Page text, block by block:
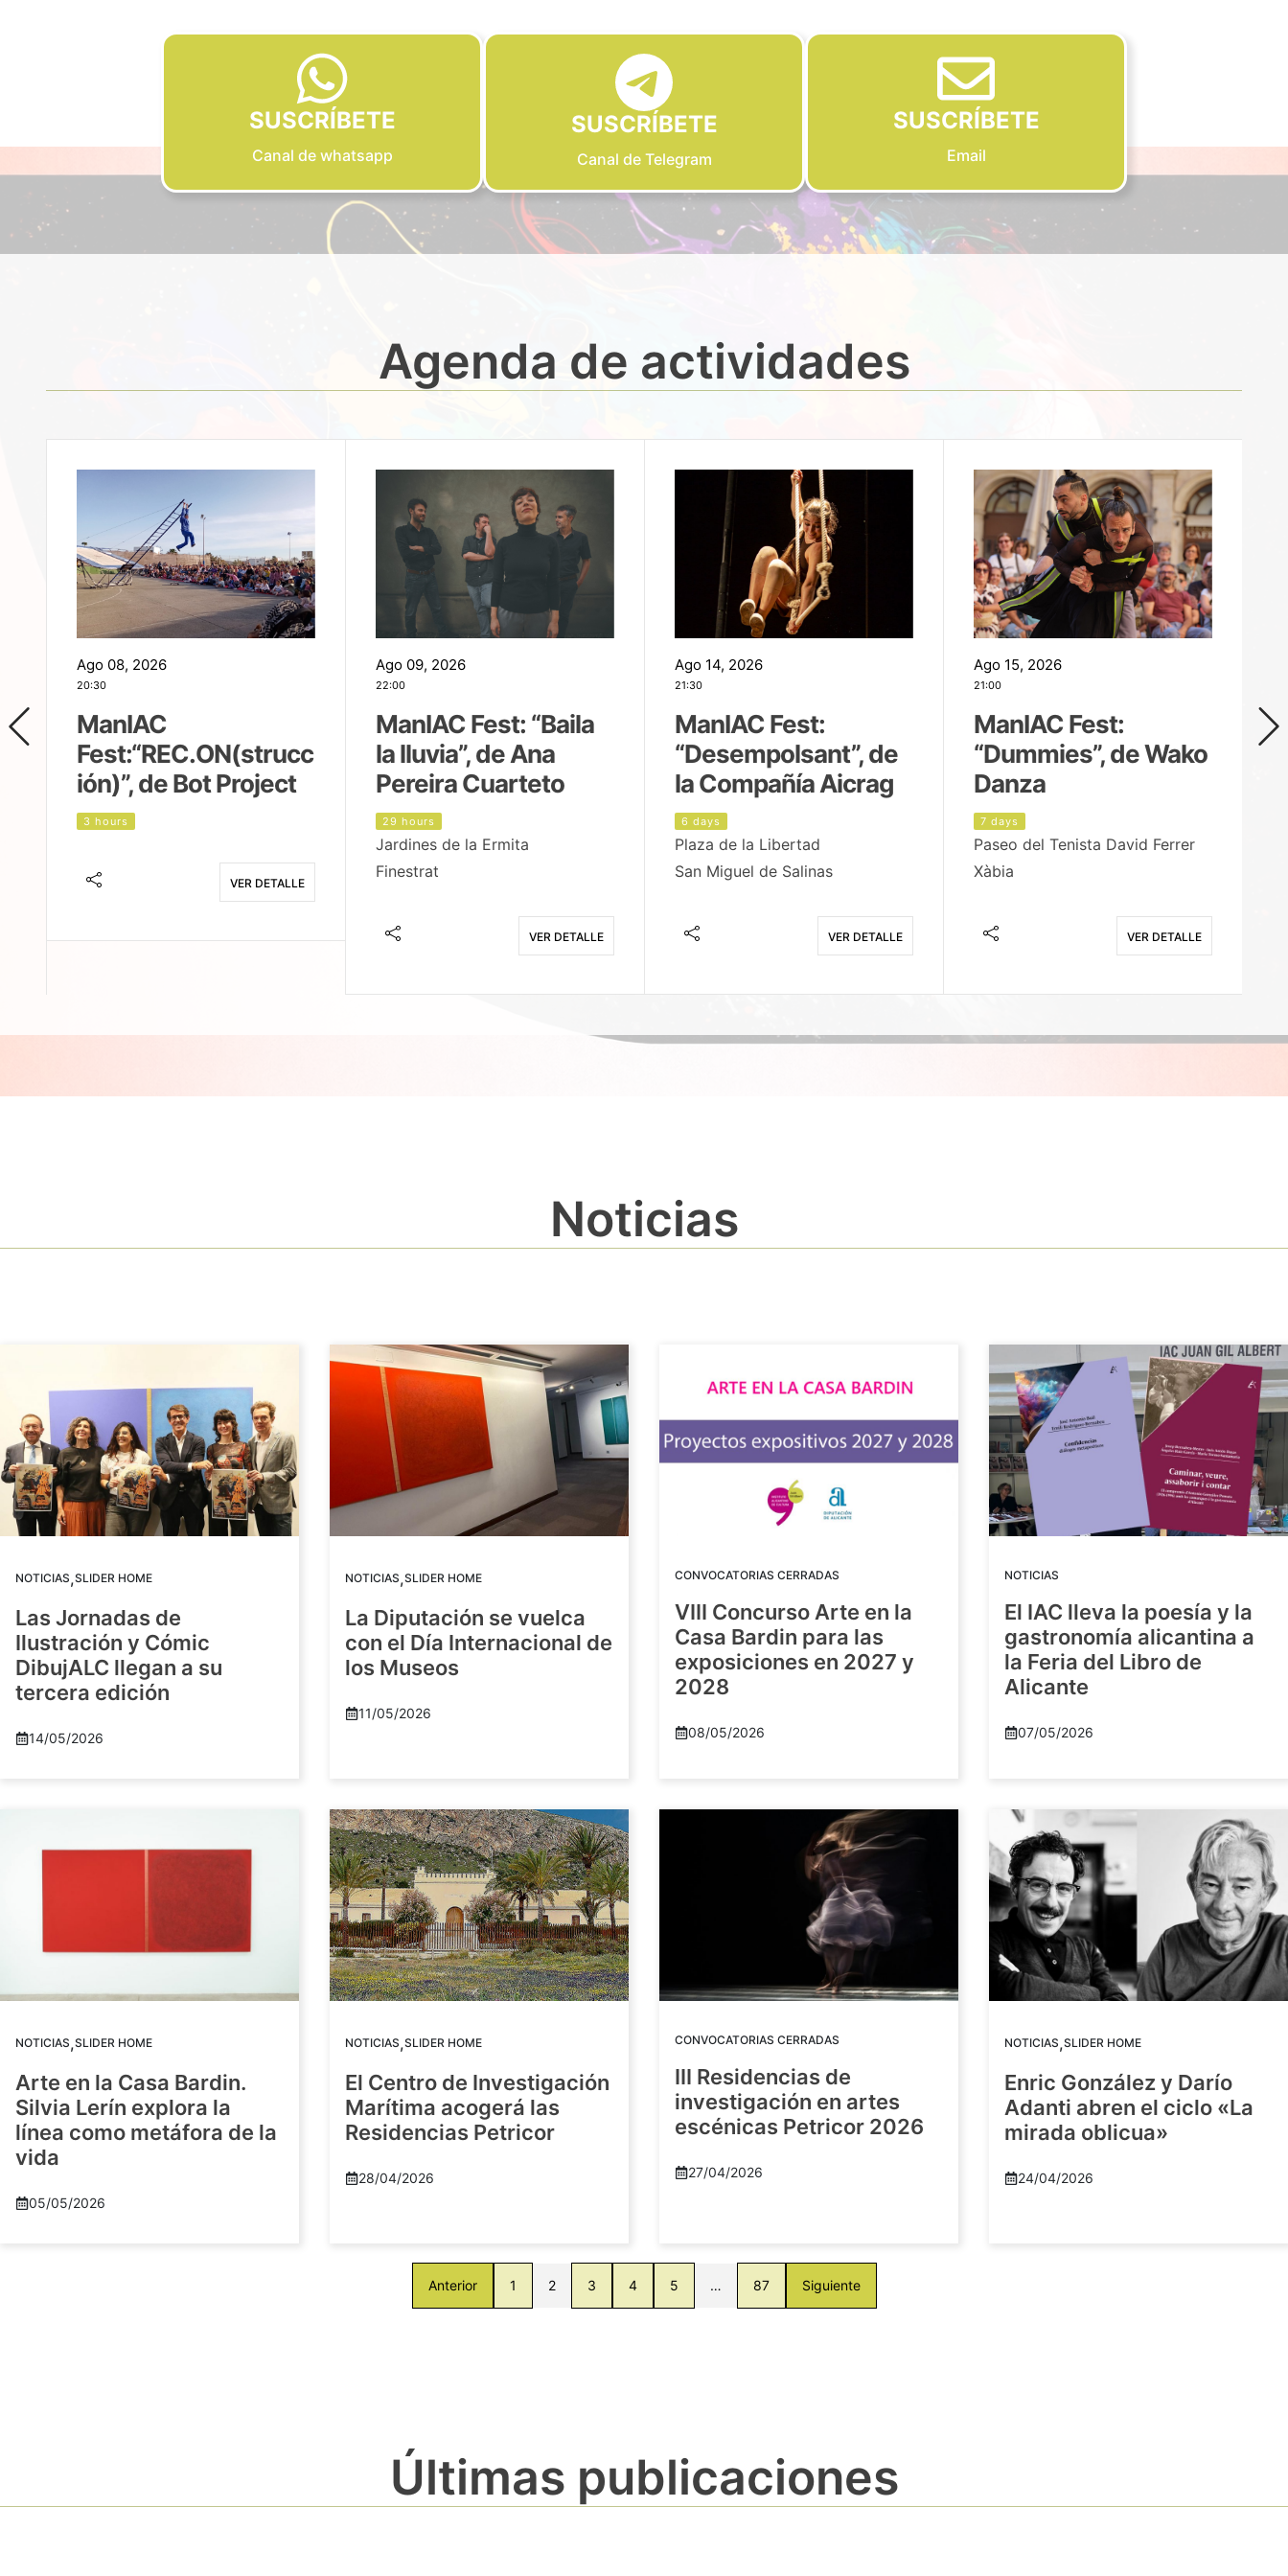
SUSCRÍBETE
Canal de whatsapp
SUSCRÍBETE
Canal de Telegram
SUSCRÍBETE
Email
Agenda de actividades
Ago 08, 2026
20:30
ManIAC
Fest:“REC.ON(strucc
ión)”, de Bot Project
3 hours
VER DETALLE
Ago 09, 2026
22:00
ManIAC Fest: “Baila
la lluvia”, de Ana
Pereira Cuarteto
29 hours
Jardines de la Ermita
Finestrat
VER DETALLE
Ago 14, 2026
21:30
ManIAC Fest:
“Desempolsant”, de
la Compañía Aicrag
6 days
Plaza de la Libertad
San Miguel de Salinas
VER DETALLE
Ago 15, 2026
21:00
ManIAC Fest:
“Dummies”, de Wako
Danza
7 days
Paseo del Tenista David Ferrer
Xàbia
VER DETALLE
Noticias
NOTICIAS,SLIDER HOME
Las Jornadas de
Ilustración y Cómic
DibujALC llegan a su
tercera edición
14/05/2026
NOTICIAS,SLIDER HOME
La Diputación se vuelca
con el Día Internacional de
los Museos
11/05/2026
CONVOCATORIAS CERRADAS
VIII Concurso Arte en la
Casa Bardin para las
exposiciones en 2027 y
2028
08/05/2026
NOTICIAS
El IAC lleva la poesía y la
gastronomía alicantina a
la Feria del Libro de
Alicante
07/05/2026
NOTICIAS,SLIDER HOME
Arte en la Casa Bardin.
Silvia Lerín explora la
línea como metáfora de la
vida
05/05/2026
NOTICIAS,SLIDER HOME
El Centro de Investigación
Marítima acogerá las
Residencias Petricor
28/04/2026
CONVOCATORIAS CERRADAS
III Residencias de
investigación en artes
escénicas Petricor 2026
27/04/2026
NOTICIAS,SLIDER HOME
Enric González y Darío
Adanti abren el ciclo «La
mirada oblicua»
24/04/2026
Anterior 1 2 3 4 5 … 87 Siguiente
Últimas publicaciones